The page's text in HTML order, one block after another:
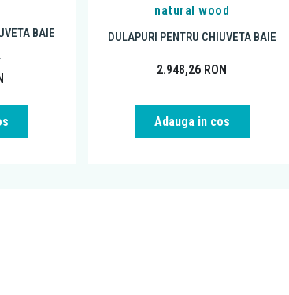
BAIE
natural wood
DULAPURI PENTRU CHIUVETA BAIE
2.948,26 RON
Adauga in cos